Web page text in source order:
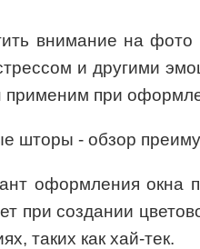
внимание на
и другими
при
оформления окна
при создании
таких как хай-тек.